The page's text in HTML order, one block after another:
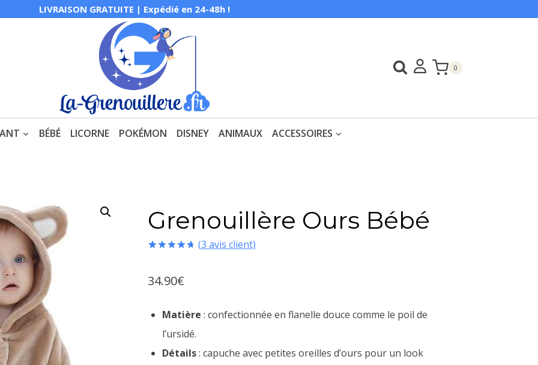
LIVRAISON GRATUITE | Expédié en 24-48h !
0
BÉBÉ LICORNE POKÉMON DISNEY ANIMAUX ACCESSOIRES
Grenouillère Ours Bébé
sur
notations
(3 avis client)
34.90€
Matière : confectionnée en flanelle douce comme le poil de
l’ursidé.
Détails: capuche avec petites oreilles d’ours pour un look